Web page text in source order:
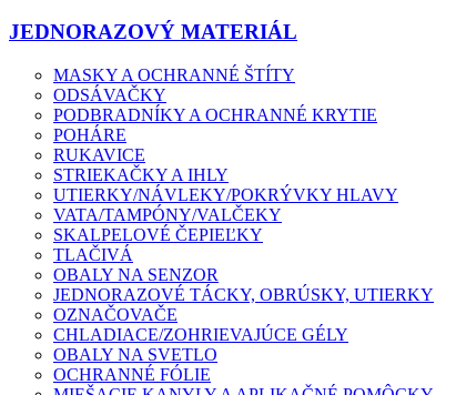
JEDNORAZOVÝ MATERIÁL
MASKY A OCHRANNÉ ŠTÍTY
ODSÁVAČKY
PODBRADNÍKY A OCHRANNÉ KRYTIE
POHÁRE
RUKAVICE
STRIEKAČKY A IHLY
UTIERKY/NÁVLEKY/POKRÝVKY HLAVY
VATA/TAMPÓNY/VALČEKY
SKALPELOVÉ ČEPIEĽKY
TLAČIVÁ
OBALY NA SENZOR
JEDNORAZOVÉ TÁCKY, OBRÚSKY, UTIERKY
OZNAČOVAČE
CHLADIACE/ZOHRIEVAJÚCE GÉLY
OBALY NA SVETLO
OCHRANNÉ FÓLIE